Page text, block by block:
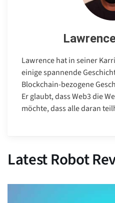
Lawrence hat in seiner
einige spannende
Blockchain-bezogene
Er glaubt, dass Web3 die
möchte, dass alle daran
Latest Robot